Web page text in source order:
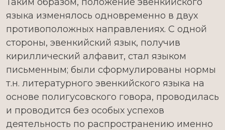
языка изменялось одновременно в двух
противоположных направлениях. С одной
стороны, эвенкийский язык, получив
кириллический алфавит, стал языком
письменным; были сформулированы нормы
т.н. литературного эвенкийского языка на
основе полигусовского говора, проводилась
и проводится без особых успехов
деятельность по распространению именно